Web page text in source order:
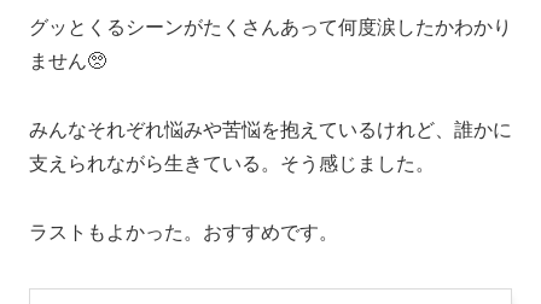
グッとくるシーンがたくさんあって何度涙したかわかり
ません🥺
みんなそれぞれ悩みや苦悩を抱えているけれど、誰かに
支えられながら生きている。そう感じました。
ラストもよかった。おすすめです。